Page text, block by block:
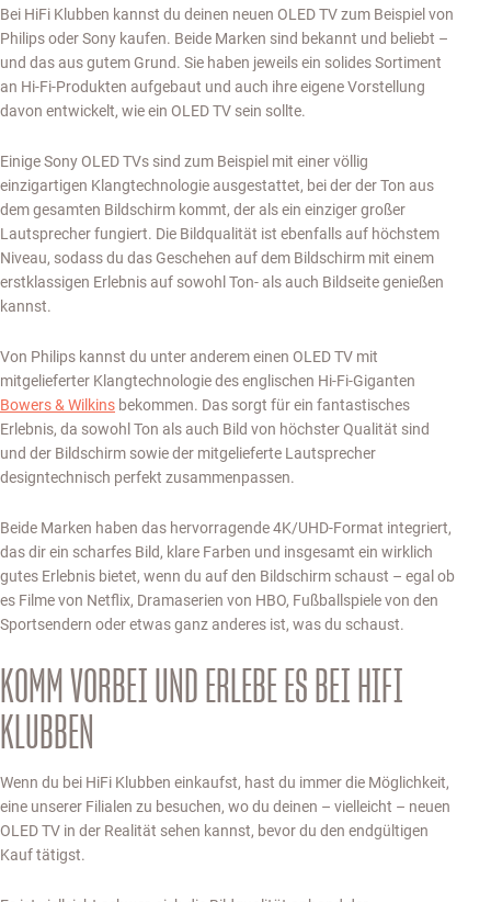
Bei HiFi Klubben kannst du deinen neuen OLED TV zum Beispiel von
Philips oder Sony kaufen. Beide Marken sind bekannt und beliebt –
und das aus gutem Grund. Sie haben jeweils ein solides Sortiment
an Hi-Fi-Produkten aufgebaut und auch ihre eigene Vorstellung
davon entwickelt, wie ein OLED TV sein sollte.
Einige Sony OLED TVs sind zum Beispiel mit einer völlig
einzigartigen Klangtechnologie ausgestattet, bei der der Ton aus
dem gesamten Bildschirm kommt, der als ein einziger großer
Lautsprecher fungiert. Die Bildqualität ist ebenfalls auf höchstem
Niveau, sodass du das Geschehen auf dem Bildschirm mit einem
erstklassigen Erlebnis auf sowohl Ton- als auch Bildseite genießen
kannst.
Von Philips kannst du unter anderem einen OLED TV mit
mitgelieferter Klangtechnologie des englischen Hi-Fi-Giganten
Bowers & Wilkins bekommen. Das sorgt für ein fantastisches
Erlebnis, da sowohl Ton als auch Bild von höchster Qualität sind
und der Bildschirm sowie der mitgelieferte Lautsprecher
designtechnisch perfekt zusammenpassen.
Beide Marken haben das hervorragende 4K/UHD-Format integriert,
das dir ein scharfes Bild, klare Farben und insgesamt ein wirklich
gutes Erlebnis bietet, wenn du auf den Bildschirm schaust – egal ob
es Filme von Netflix, Dramaserien von HBO, Fußballspiele von den
Sportsendern oder etwas ganz anderes ist, was du schaust.
KOMM VORBEI UND ERLEBE ES BEI HIFI
KLUBBEN
Wenn du bei HiFi Klubben einkaufst, hast du immer die Möglichkeit,
eine unserer Filialen zu besuchen, wo du deinen – vielleicht – neuen
OLED TV in der Realität sehen kannst, bevor du den endgültigen
Kauf tätigst.